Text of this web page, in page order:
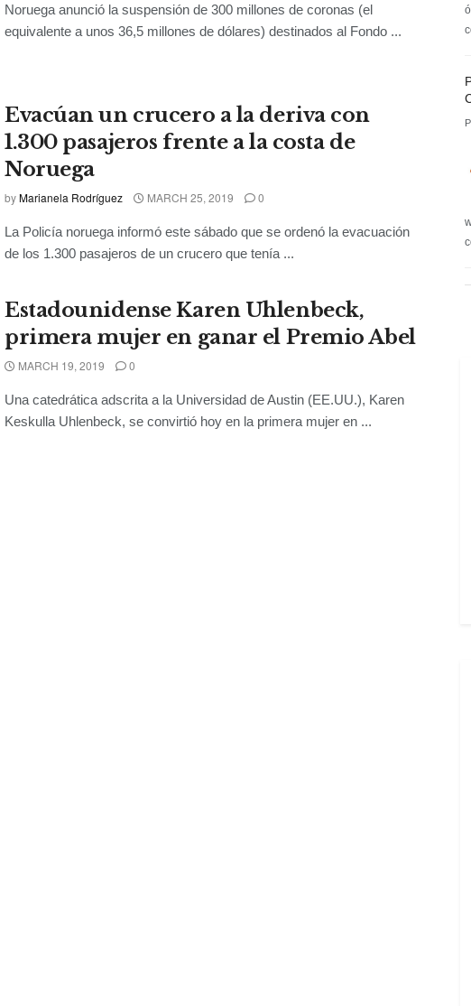
Noruega anunció la suspensión de 300 millones de coronas (el
equivalente a unos 36,5 millones de dólares) destinados al Fondo ...
Evacúan un crucero a la deriva con
1.300 pasajeros frente a la costa de
Noruega
byMarianela Rodríguez MARCH 25, 2019 0
La Policía noruega informó este sábado que se ordenó la evacuación
de los 1.300 pasajeros de un crucero que tenía ...
Estadounidense Karen Uhlenbeck,
primera mujer en ganar el Premio Abel
MARCH 19, 2019 0
Una catedrática adscrita a la Universidad de Austin (EE.UU.), Karen
Keskulla Uhlenbeck, se convirtió hoy en la primera mujer en ...